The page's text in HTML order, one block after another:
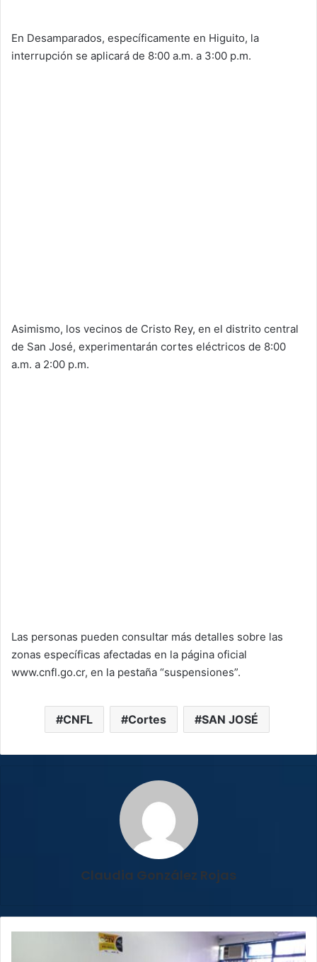
En Desamparados, específicamente en Higuito, la
interrupción se aplicará de 8:00 a.m. a 3:00 p.m.
Asimismo, los vecinos de Cristo Rey, en el distrito central
de San José, experimentarán cortes eléctricos de 8:00
a.m. a 2:00 p.m.
Las personas pueden consultar más detalles sobre las
zonas específicas afectadas en la página oficial
www.cnfl.go.cr, en la pestaña “suspensiones”.
CNFL Cortes SAN JOSÉ
Claudia González Rojas